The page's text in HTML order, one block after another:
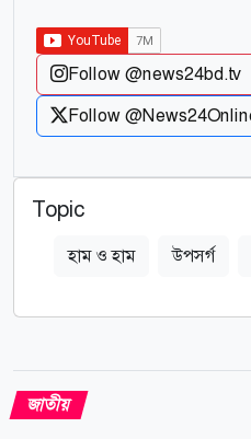
Follow @news24bd.tv
Follow
Topic
হাম ও হাম উপসর্গ
জাতীয়